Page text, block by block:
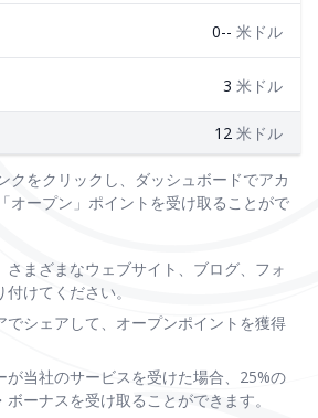
0-- 米ドル
3 米ドル
12 米ドル
クをクリックし、ダッシュボードでアカ
オープン」ポイントを受け取ることがで
さまざまなウェブサイト、ブログ、フォ
けてください。
でシェアして、オープンポイントを獲得
が当社のサービスを受けた場合、25%の
ーナスを受け取ることができます。